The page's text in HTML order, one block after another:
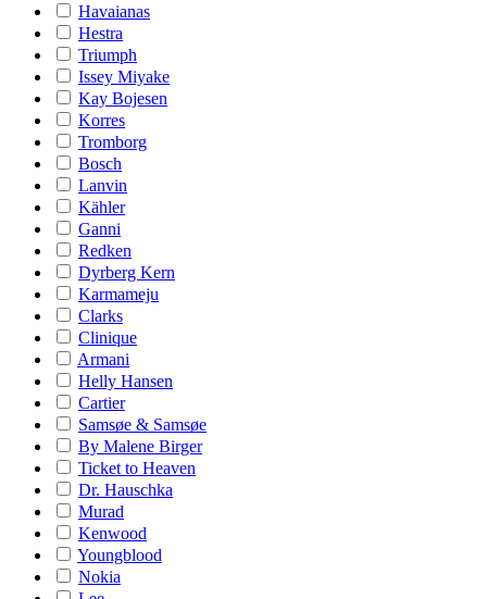
Havaianas
Hestra
Triumph
Issey Miyake
Kay Bojesen
Korres
Tromborg
Bosch
Lanvin
Kähler
Ganni
Redken
Dyrberg Kern
Karmameju
Clarks
Clinique
Armani
Helly Hansen
Cartier
Samsøe & Samsøe
By Malene Birger
Ticket to Heaven
Dr. Hauschka
Murad
Kenwood
Youngblood
Nokia